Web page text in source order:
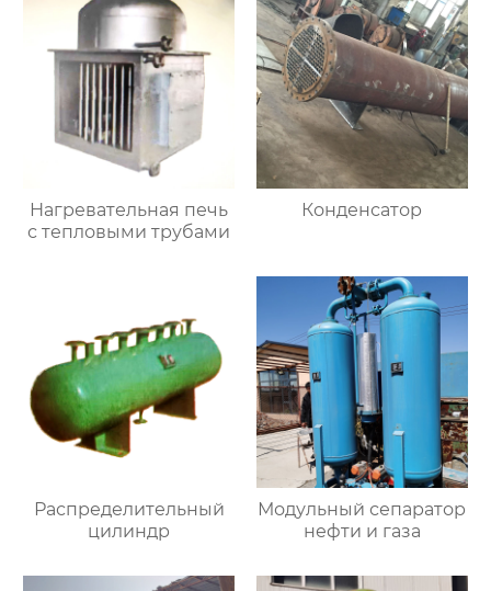
Нагревательная печь
с тепловыми трубами
Конденсатор
Распределительный
цилиндр
Модульный сепаратор
нефти и газа